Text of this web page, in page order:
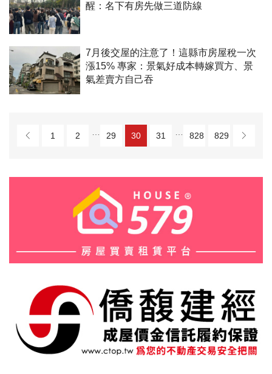
醒：名下有房先做三道防線
7月後交屋的注意了！這縣市房屋稅一次
漲15% 專家：景氣好成本轉嫁買方、景
氣差賣方自己吞
1 2 29 30 31 828 829